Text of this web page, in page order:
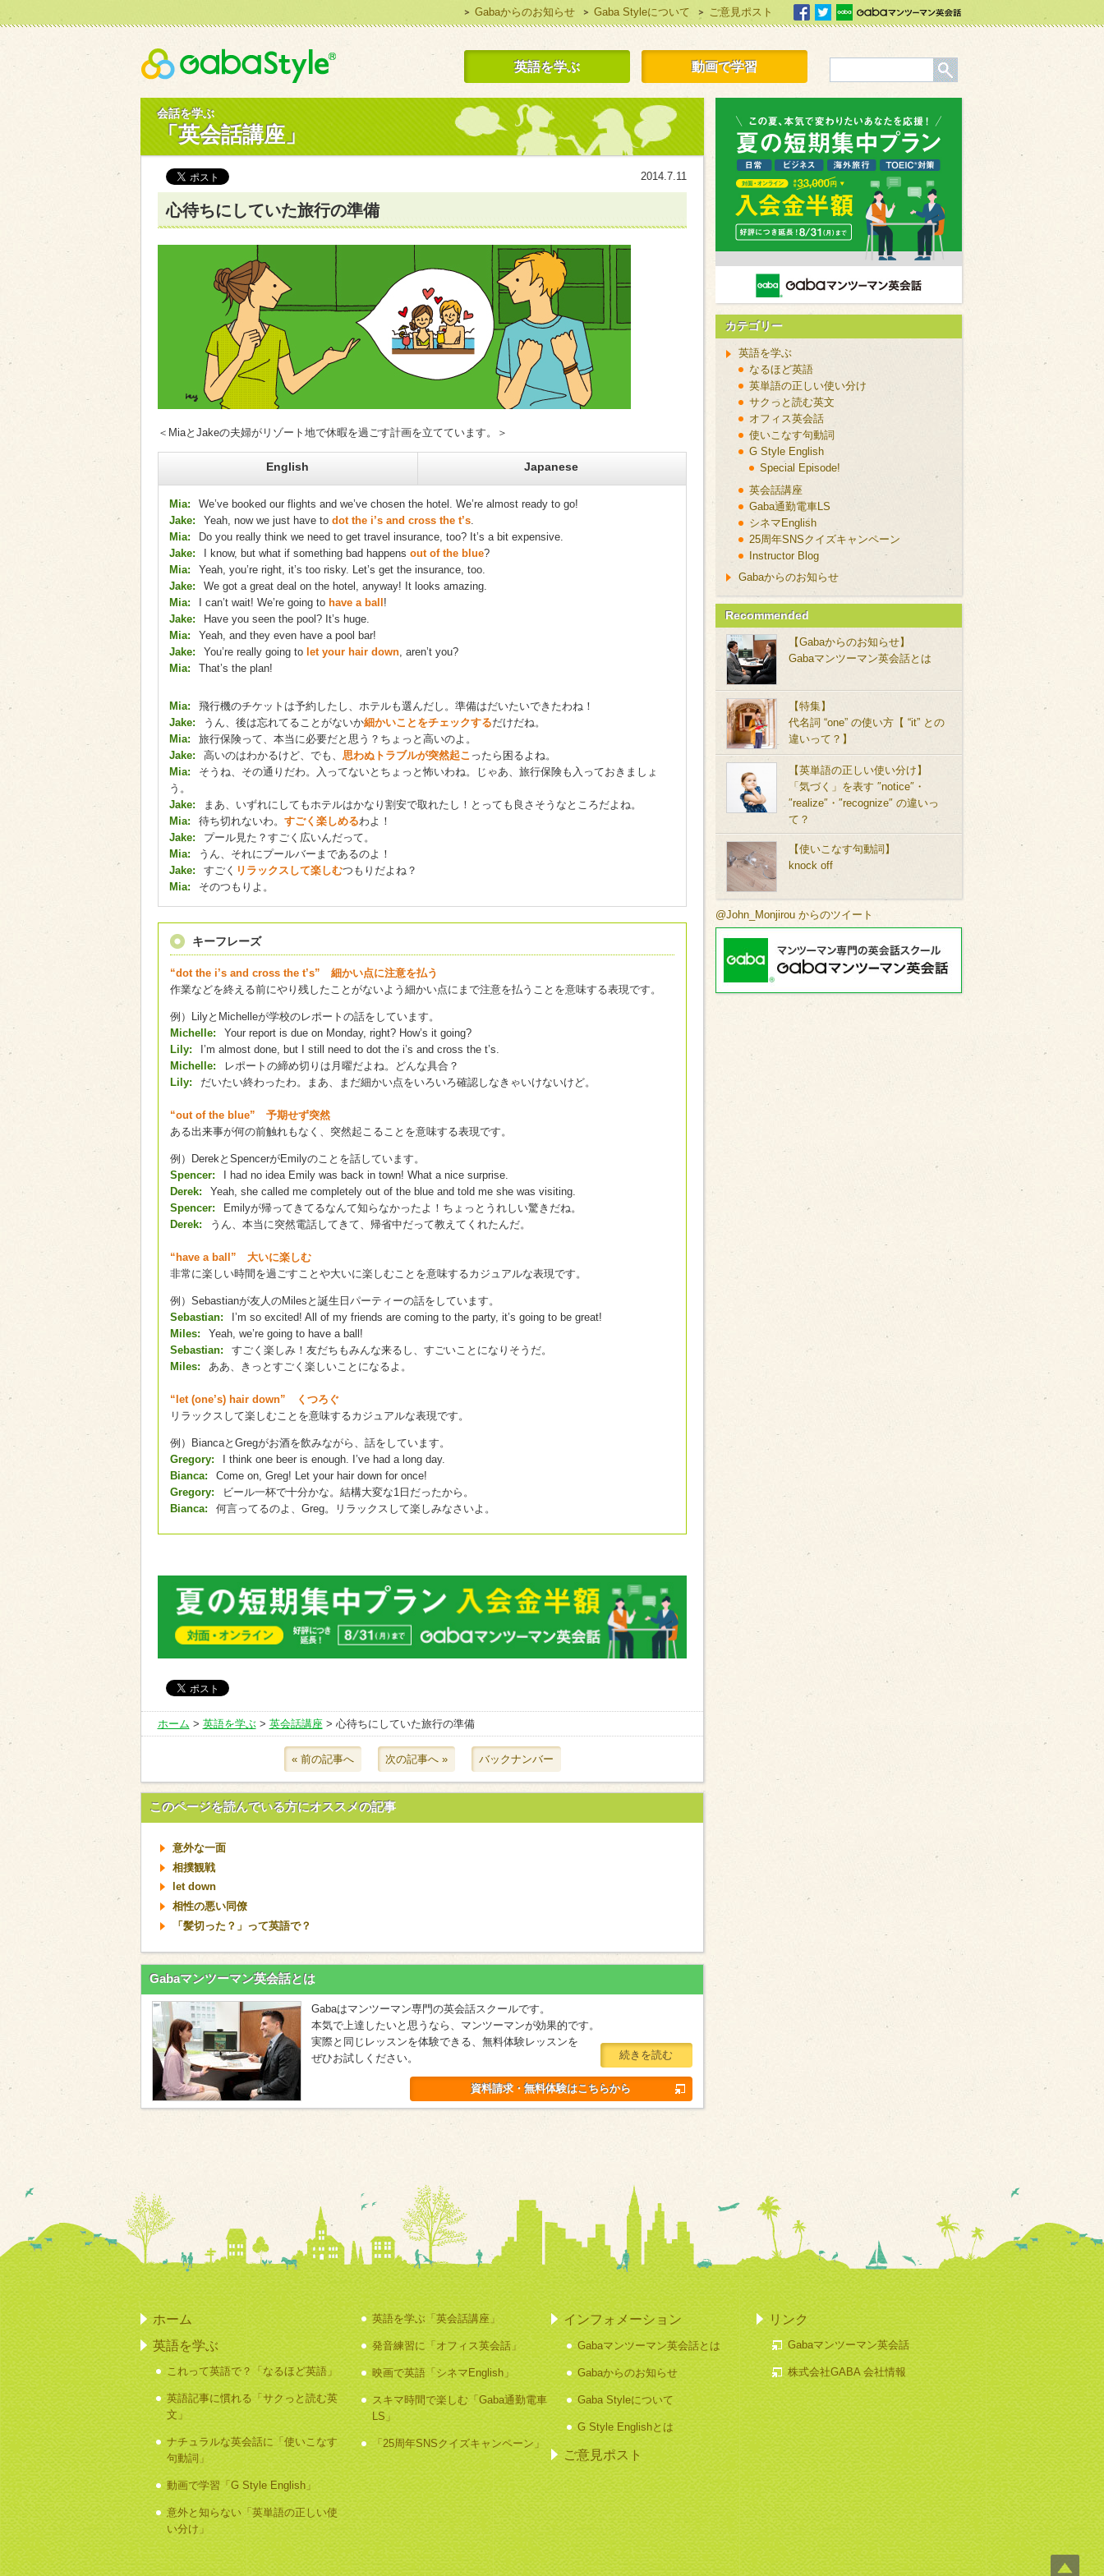
Gabaからのお知らせ Gaba Styleについて ご意見ポスト facebook
Twitter Gabaマンツーマン英会話
Gaba Style 無料で英語学習 英語を学ぶ 動画で学習
会話を学ぶ
「英会話講座」
2014.7.11
心待ちにしていた旅行の準備
＜MiaとJakeの夫婦がリゾート地で休暇を過ごす計画を立てています。＞
English Japanese
Mia:
We’ve booked our flights and we’ve chosen the hotel. We’re almost ready to go!
Jake:
Yeah, now we just have to dot the i’s and cross the t’s.
Mia:
Do you really think we need to get travel insurance, too? It’s a bit expensive.
Jake:
I know, but what if something bad happens out of the blue?
Mia:
Yeah, you’re right, it’s too risky. Let’s get the insurance, too.
Jake:
We got a great deal on the hotel, anyway! It looks amazing.
Mia:
I can’t wait! We’re going to have a ball !
Jake:
Have you seen the pool? It’s huge.
Mia:
Yeah, and they even have a pool bar!
Jake:
You’re really going to let your hair down, aren’t you?
Mia:
That’s the plan!
Mia:
飛行機のチケットは予約したし、ホテルも選んだし。準備はだいたいできたわね！
Jake:
うん、後は忘れてることがないか細かいことをチェックするだけだね。
Mia:
旅行保険って、本当に必要だと思う？ちょっと高いのよ。
Jake:
高いのはわかるけど、でも、 思わぬトラブルが突然起こ ったら困るよね。
Mia:
そうね、その通りだわ。入ってないとちょっと怖いわね。じゃあ、旅行保険も入っておきましょ
う。
Jake:
まあ、いずれにしてもホテルはかなり割安で取れたし！とっても良さそうなところだよね。
Mia:
待ち切れないわ。 すごく楽しめるわよ！
Jake:
プール見た？すごく広いんだって。
Mia:
うん、それにプールバーまであるのよ！
Jake:
すごく リラックスして楽しむつもりだよね？
Mia:
そのつもりよ。
キーフレーズ
“dot the i’s and cross the t’s” 細かい点に注意を払う
作業などを終える前にやり残したことがないよう細かい点にまで注意を払うことを意味する表現です。
例）LilyとMichelleが学校のレポートの話をしています。
Michelle:
Your report is due on Monday, right? How’s it going?
Lily:
I’m almost done, but I still need to dot the i’s and cross the t’s.
Michelle:
レポートの締め切りは月曜だよね。どんな具合？
Lily:
だいたい終わったわ。まあ、まだ細かい点をいろいろ確認しなきゃいけないけど。
“out of the blue” 予期せず突然
ある出来事が何の前触れもなく、突然起こることを意味する表現です。
例）DerekとSpencerがEmilyのことを話しています。
Spencer:
I had no idea Emily was back in town! What a nice surprise.
Derek:
Yeah, she called me completely out of the blue and told me she was visiting.
Spencer:
Emilyが帰ってきてるなんて知らなかったよ！ちょっとうれしい驚きだね。
Derek:
うん、本当に突然電話してきて、帰省中だって教えてくれたんだ。
“have a ball” 大いに楽しむ
非常に楽しい時間を過ごすことや大いに楽しむことを意味するカジュアルな表現です。
例）Sebastianが友人のMilesと誕生日パーティーの話をしています。
Sebastian:
I’m so excited! All of my friends are coming to the party, it’s going to be great!
Miles:
Yeah, we’re going to have a ball!
Sebastian:
すごく楽しみ！友だちもみんな来るし、すごいことになりそうだ。
Miles:
ああ、きっとすごく楽しいことになるよ。
“let (one’s) hair down” くつろぐ
リラックスして楽しむことを意味するカジュアルな表現です。
例）BiancaとGregがお酒を飲みながら、話をしています。
Gregory:
I think one beer is enough. I’ve had a long day.
Bianca:
Come on, Greg! Let your hair down for once!
Gregory:
ビール一杯で十分かな。結構大変な1日だったから。
Bianca:
何言ってるのよ、Greg。リラックスして楽しみなさいよ。
ホーム > 英語を学ぶ> 英会話講座> 心待ちにしていた旅行の準備
« 前の記事へ 次の記事へ » バックナンバー
このページを読んでいる方にオススメの記事
意外な一面
相撲観戦
let down
相性の悪い同僚
「髪切った？」って英語で？
Gabaマンツーマン英会話とは
Gabaはマンツーマン専門の英会話スクールです。
本気で上達したいと思うなら、マンツーマンが効果的です。
実際と同じレッスンを体験できる、無料体験レッスンを
ぜひお試しください。
続きを読む
資料請求・無料体験はこちらから
カテゴリー
英語を学ぶ
なるほど英語
英単語の正しい使い分け
サクっと読む英文
オフィス英会話
使いこなす句動詞
G Style English
Special Episode!
英会話講座
Gaba通勤電車LS
シネマEnglish
25周年SNSクイズキャンペーン
Instructor Blog
Gabaからのお知らせ
Recommended
【Gabaからのお知らせ】
Gabaマンツーマン英会話とは
【特集】
代名詞 “one” の使い方【 “it” との
違いって？】
【英単語の正しい使い分け】
「気づく」を表す ″notice″・
″realize″・″recognize″ の違いっ
て？
【使いこなす句動詞】
knock off
@John_Monjirou からのツイート
ホーム
英語を学ぶ
これって英語で？「なるほど英語」
英語記事に慣れる「サクっと読む英
文」
ナチュラルな英会話に「使いこなす
句動詞」
動画で学習「G Style English」
意外と知らない「英単語の正しい使
い分け」
英語を学ぶ「英会話講座」
発音練習に「オフィス英会話」
映画で英語「シネマEnglish」
スキマ時間で楽しむ「Gaba通勤電車
LS」
「25周年SNSクイズキャンペーン」
インフォメーション
Gabaマンツーマン英会話とは
Gabaからのお知らせ
Gaba Styleについて
G Style Englishとは
ご意見ポスト
リンク
Gabaマンツーマン英会話
株式会社GABA 会社情報